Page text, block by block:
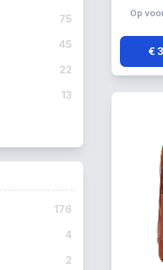
75
45
22
13
7
176
4
2
Op
€